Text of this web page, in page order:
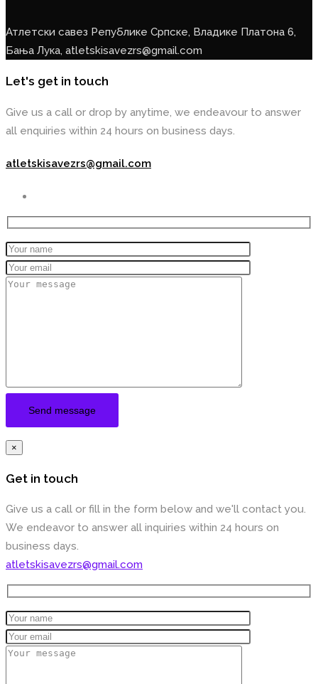
Атлетски савез Републике Српске, Владике Платона 6,
Бања Лука, atletskisavezrs@gmail.com
Let's get in touch
Give us a call or drop by anytime, we endeavour to answer
all enquiries within 24 hours on business days.
atletskisavezrs@gmail.com
×
Get in touch
Give us a call or fill in the form below and we'll contact you.
We endeavor to answer all inquiries within 24 hours on
business days.
atletskisavezrs@gmail.com